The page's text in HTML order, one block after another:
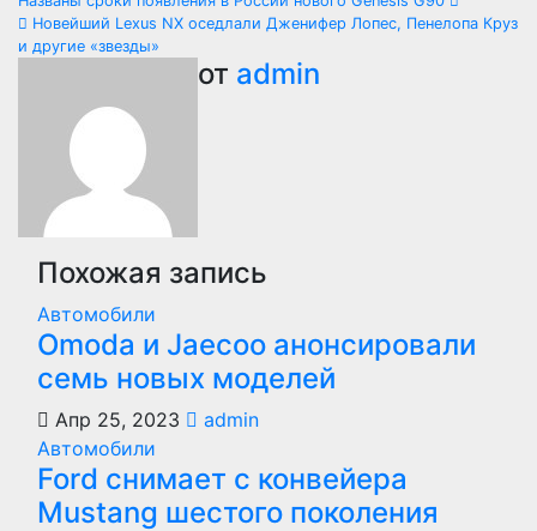
Навигация
по
записям
Новейший Lexus NX оседлали Дженифер Лопес, Пенелопа Круз
и другие «звезды»
от admin
Похожая запись
Автомобили
Оmoda и Jaecoo анонсировали
семь новых моделей
Апр 25, 2023
admin
Автомобили
Ford снимает с конвейера
Mustang шестого поколения